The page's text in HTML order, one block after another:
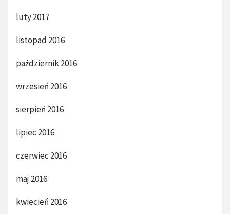
luty 2017
listopad 2016
październik 2016
wrzesień 2016
sierpień 2016
lipiec 2016
czerwiec 2016
maj 2016
kwiecień 2016